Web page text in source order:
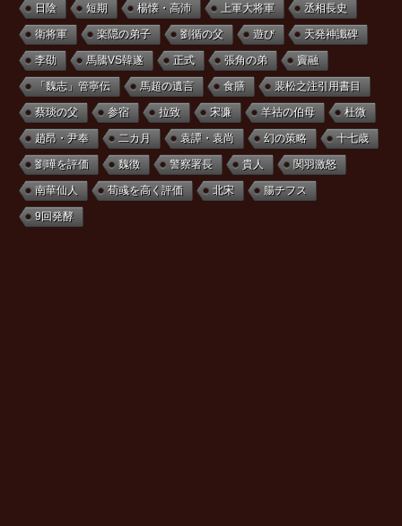
日陰 短期 楊懐・高沛 上軍大将軍 丞相長史
衛将軍 楽隠の弟子 劉循の父 遊び 天発神讖碑
李劭 馬騰VS韓遂 正式 張角の弟 竇融
「魏志」管寧伝 馬超の遺言 食膳 裴松之注引用書目
蔡琰の父 参宿 拉致 宋濂 羊祜の伯母 杜微
趙昂・尹奉 二カ月 袁譚・袁尚 幻の策略 十七歳
劉曄を評価 魏徴 警察署長 貴人 関羽激怒
南華仙人 荀彧を高く評価 北宋 腸チフス
9回発酵